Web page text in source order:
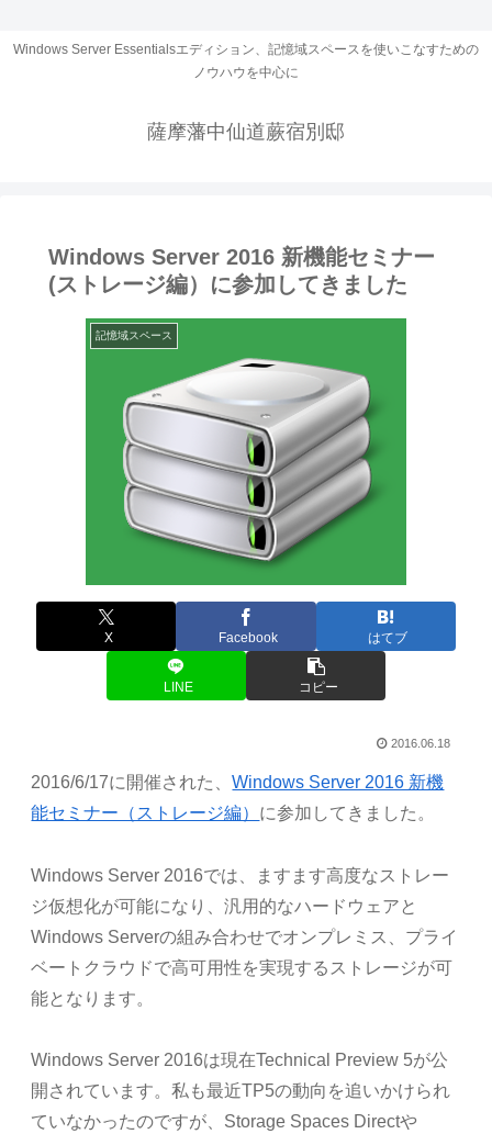
Windows Server Essentialsエディション、記憶域スペースを使いこなすための
ノウハウを中心に
薩摩藩中仙道蕨宿別邸
Windows Server 2016 新機能セミナー
(ストレージ編）に参加してきました
記憶域スペース
X Facebook はてブ
LINE コピー
2016.06.18
2016/6/17に開催された、Windows Server 2016 新機
能セミナー（ストレージ編） に参加してきました。
Windows Server 2016では、ますます高度なストレー
ジ仮想化が可能になり、汎用的なハードウェアと
Windows Serverの組み合わせでオンプレミス、プライ
ベートクラウドで高可用性を実現するストレージが可
能となります。
Windows Server 2016は現在Technical Preview 5が公
開されています。私も最近TP5の動向を追いかけられ
ていなかったのですが、Storage Spaces Directや